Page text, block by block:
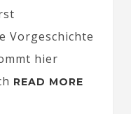
Vorgeschichte
hier
READ MORE